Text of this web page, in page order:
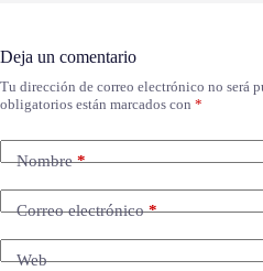
Deja un comentario
Tu dirección de correo electrónico no será
obligatorios están marcados con *
Nombre*
Correo electrónico*
Web